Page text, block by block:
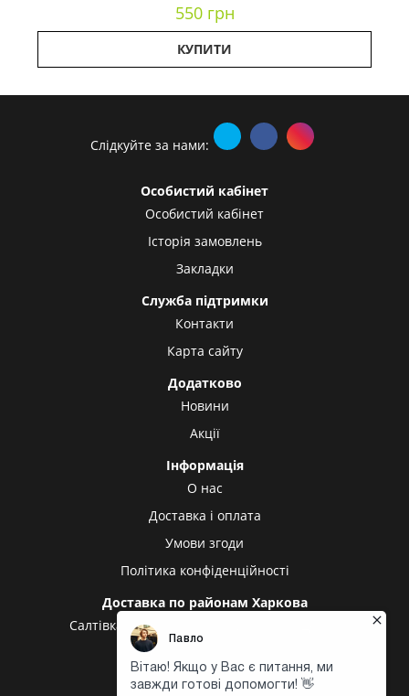
550 грн
КУПИТИ
Слідкуйте за нами:
Особистий кабінет
Особистий кабінет
Історія замовлень
Закладки
Служба підтримки
Контакти
Карта сайту
Додатково
Новини
Акції
Інформація
О нас
Доставка і оплата
Умови згоди
Політика конфіденційності
Доставка по районам Харкова
Салтівка
Олексіївка
Центральний ринок
Доставка в інші міста